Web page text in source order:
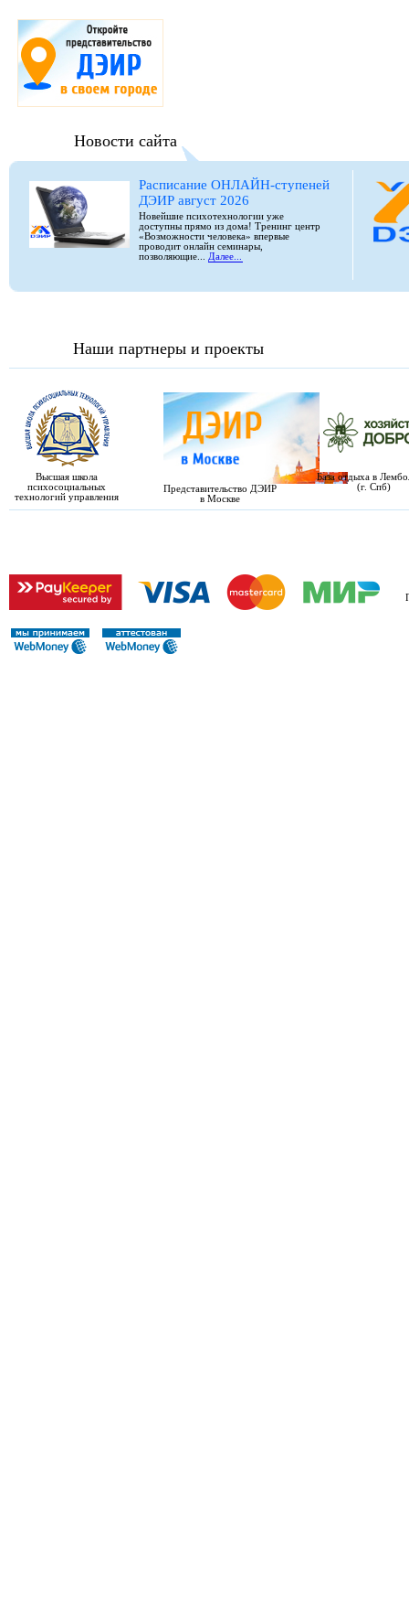
Новости сайта
Расписание ОНЛАЙН-ступеней
ДЭИР август 2026
Новейшие психотехнологии уже
доступны прямо из дома! Тренинг центр
«Возможности человека» впервые
проводит онлайн семинары,
позволяющие... Далее...
Наши партнеры и проекты
Высшая школа
психосоциальных
технологий управления
Представительство ДЭИР
в Москве
База отдыха в
(г. Спб)